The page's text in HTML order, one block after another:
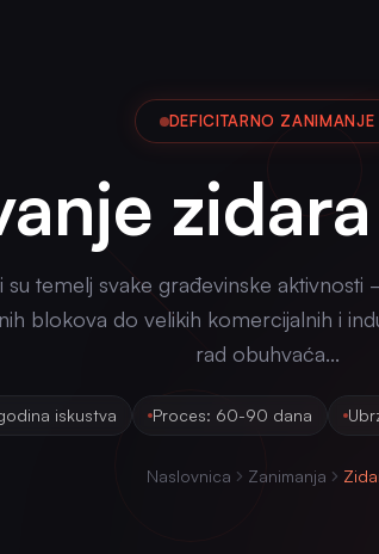
DEFICITARNO ZANIMANJE
zidara
su temelj svake građevinske
blokova do velikih komercijalnih i
rad obuhvaća...
iskustva Proces: 60-90 dana
Naslovnica Zanimanja